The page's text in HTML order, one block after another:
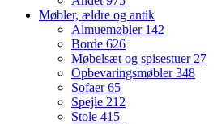
Møbler, ældre og antik
Almuemøbler 142
Borde 626
Møbelsæt og spisestuer 27
Opbevaringsmøbler348
Sofaer65
Spejle 212
Stole 415